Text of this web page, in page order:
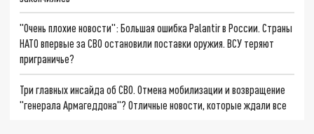
"Очень плохие новости": Большая ошибка Palantir в России. Страны
НАТО впервые за СВО остановили поставки оружия. ВСУ теряют
приграничье?
Три главных инсайда об СВО. Отмена мобилизации и возвращение
"генерала Армагеддона"? Отличные новости, которые ждали все